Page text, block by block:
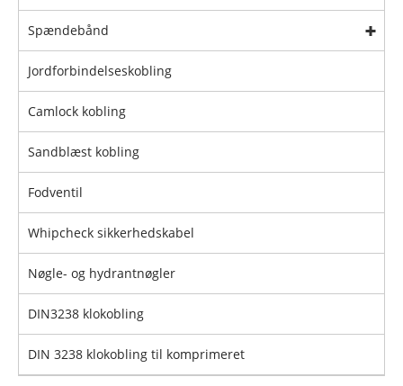
Spændebånd
Jordforbindelseskobling
Camlock kobling
Sandblæst kobling
Fodventil
Whipcheck sikkerhedskabel
Nøgle- og hydrantnøgler
DIN3238 klokobling
DIN 3238 klokobling til komprimeret